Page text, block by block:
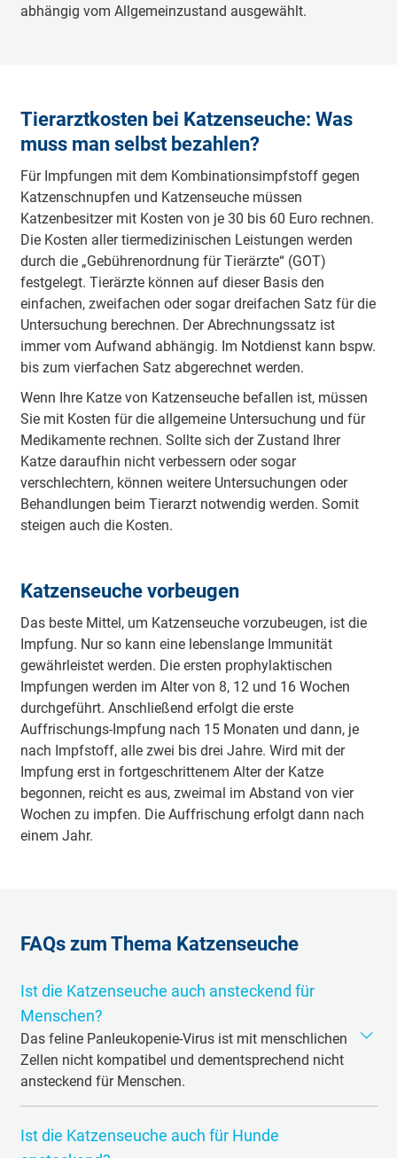
abhängig vom Allgemeinzustand ausgewählt.
Tierarztkosten bei Katzenseuche: Was
muss man selbst bezahlen?
Für Impfungen mit dem Kombinationsimpfstoff gegen
Katzenschnupfen und Katzenseuche müssen
Katzenbesitzer mit Kosten von je 30 bis 60 Euro rechnen.
Die Kosten aller tiermedizinischen Leistungen werden
durch die „Gebührenordnung für Tierärzte“ (GOT)
festgelegt. Tierärzte können auf dieser Basis den
einfachen, zweifachen oder sogar dreifachen Satz für die
Untersuchung berechnen. Der Abrechnungssatz ist
immer vom Aufwand abhängig. Im Notdienst kann bspw.
bis zum vierfachen Satz abgerechnet werden.
Wenn Ihre Katze von Katzenseuche befallen ist, müssen
Sie mit Kosten für die allgemeine Untersuchung und für
Medikamente rechnen. Sollte sich der Zustand Ihrer
Katze daraufhin nicht verbessern oder sogar
verschlechtern, können weitere Untersuchungen oder
Behandlungen beim Tierarzt notwendig werden. Somit
steigen auch die Kosten.
Katzenseuche vorbeugen
Das beste Mittel, um Katzenseuche vorzubeugen, ist die
Impfung. Nur so kann eine lebenslange Immunität
gewährleistet werden. Die ersten prophylaktischen
Impfungen werden im Alter von 8, 12 und 16 Wochen
durchgeführt. Anschließend erfolgt die erste
Auffrischungs-Impfung nach 15 Monaten und dann, je
nach Impfstoff, alle zwei bis drei Jahre. Wird mit der
Impfung erst in fortgeschrittenem Alter der Katze
begonnen, reicht es aus, zweimal im Abstand von vier
Wochen zu impfen. Die Auffrischung erfolgt dann nach
einem Jahr.
FAQs zum Thema Katzenseuche
Ist die Katzenseuche auch ansteckend für
Menschen?
Das feline Panleukopenie-Virus ist mit menschlichen
Zellen nicht kompatibel und dementsprechend nicht
ansteckend für Menschen.
wie Waschbären und Nerze.
Ist die Katzenseuche auch für Hunde